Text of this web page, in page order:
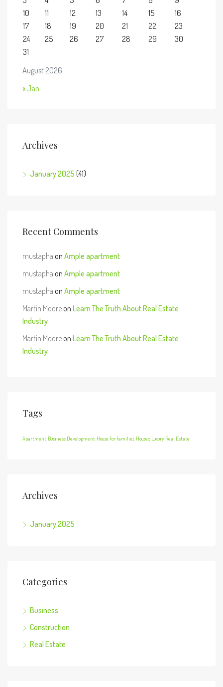
August 2026
10
11 12 13 14 15
16
17
18 19 20 21 22
23
24
25 26 27 28 29
30
31
« Jan
Archives
January 2025 (41)
Recent Comments
mustapha on Ample apartment
mustapha on Ample apartment
mustapha on Ample apartment
Martin Mooreon Learn The Truth About Real Estate
Industry
Martin Mooreon Learn The Truth About Real Estate
Industry
Tags
Apartment Business Development House for families Houzez Luxury Real Estate
Archives
January 2025
Categories
Business
Construction
Real Estate